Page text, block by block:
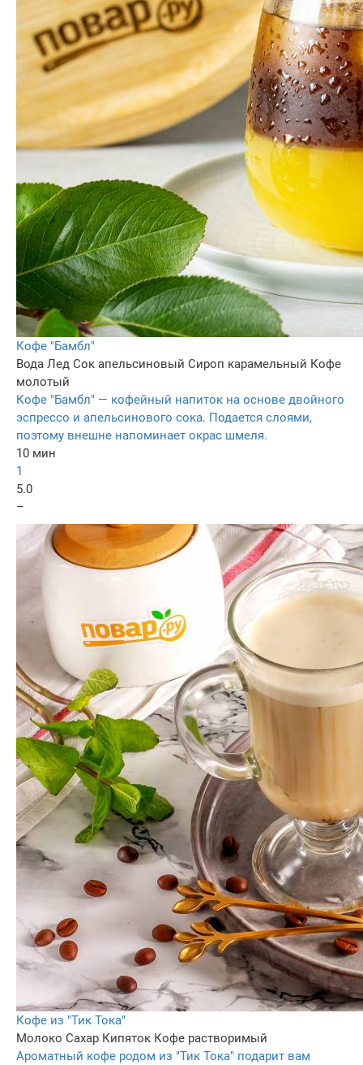
Кофе "Бамбл"
Вода Лед Сок апельсиновый Сироп карамельный Кофе
молотый
Кофе "Бамбл" — кофейный напиток на основе двойного
эспрессо и апельсинового сока. Подается слоями,
поэтому внешне напоминает окрас шмеля.
10 мин
1
5.0
–
Кофе из "Тик Тока"
Молоко Сахар Кипяток Кофе растворимый
Ароматный кофе родом из "Тик Тока" подарит вам